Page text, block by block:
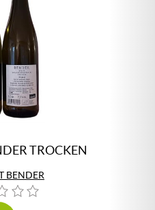
TROCKEN
BENDER